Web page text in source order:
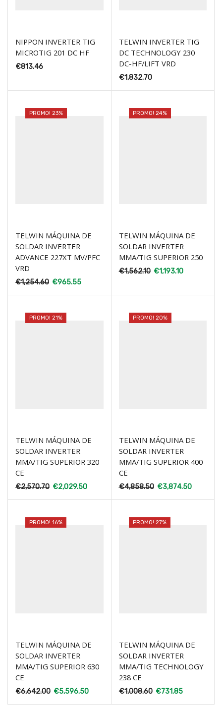
NIPPON INVERTER TIG
MICROTIG 201 DC HF
€813.46
TELWIN INVERTER TIG
DC TECHNOLOGY 230
DC-HF/LIFT VRD
€1,832.70
PROMO! 23%
TELWIN MÁQUINA DE
SOLDAR INVERTER
ADVANCE 227XT MV/PFC
VRD
€1,254.60 €965.55
PROMO! 24%
TELWIN MÁQUINA DE
SOLDAR INVERTER
MMA/TIG SUPERIOR 250
€1,562.10 €1,193.10
PROMO! 21%
TELWIN MÁQUINA DE
SOLDAR INVERTER
MMA/TIG SUPERIOR 320
CE
€2,570.70 €2,029.50
PROMO! 20%
TELWIN MÁQUINA DE
SOLDAR INVERTER
MMA/TIG SUPERIOR 400
CE
€4,858.50 €3,874.50
PROMO! 16%
TELWIN MÁQUINA DE
SOLDAR INVERTER
MMA/TIG SUPERIOR 630
CE
€6,642.00 €5,596.50
PROMO! 27%
TELWIN MÁQUINA DE
SOLDAR INVERTER
MMA/TIG TECHNOLOGY
238 CE
€1,008.60 €731.85